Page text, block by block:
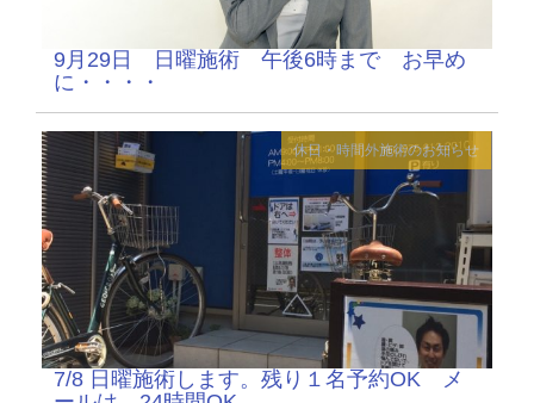
9月29日 日曜施術 午後6時まで お早め
に・・・・
休日・時間外施術のお知らせ
7/8 日曜施術します。残り１名予約OK メ